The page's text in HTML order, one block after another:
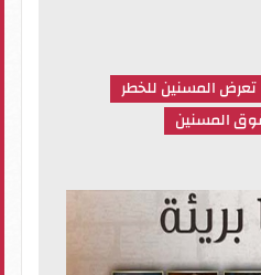
تعرض المسنين للخطر
المسنين